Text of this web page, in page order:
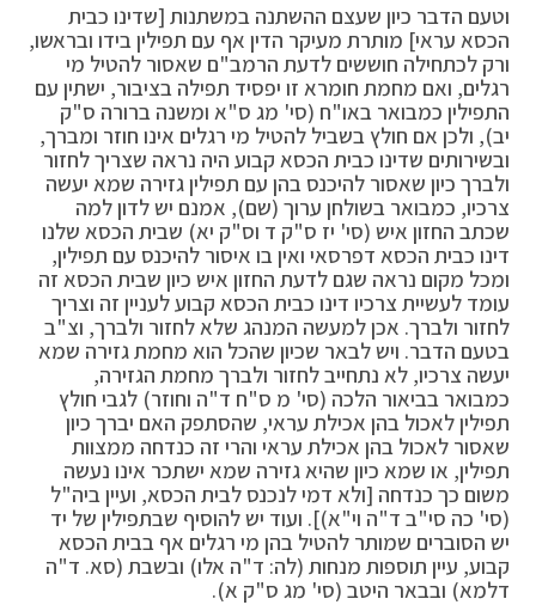
וטעם הדבר כיון שעצם ההשתנה במשתנות [שדינו כבית
הכסא עראי] מותרת מעיקר הדין אף עם תפילין בידו ובראשו,
ורק לכתחילה חוששים לדעת הרמב"ם שאסור להטיל מי
רגלים, ואם מחמת חומרא זו יפסיד תפילה בציבור, ישתין עם
התפילין כמבואר באו"ח (סי' מג ס"א ומשנה ברורה ס"ק
יב), ולכן אם חולץ בשביל להטיל מי רגלים אינו חוזר ומברך,
ובשירותים שדינו כבית הכסא קבוע היה נראה שצריך לחזור
ולברך כיון שאסור להיכנס בהן עם תפילין גזירה שמא יעשה
צרכיו, כמבואר בשולחן ערוך (שם), אמנם יש לדון למה
שכתב החזון איש (סי' יז ס"ק ד וס"ק יא) שבית הכסא שלנו
דינו כבית הכסא דפרסאי ואין בו איסור להיכנס עם תפילין,
ומכל מקום נראה שגם לדעת החזון איש כיון שבית הכסא זה
עומד לעשיית צרכיו דינו כבית הכסא קבוע לעניין זה וצריך
לחזור ולברך. אכן למעשה המנהג שלא לחזור ולברך, וצ"ב
בטעם הדבר. ויש לבאר שכיון שהכל הוא מחמת גזירה שמא
יעשה צרכיו, לא נתחייב לחזור ולברך מחמת הגזירה,
כמבואר בביאור הלכה (סי' מ ס"ח ד"ה וחוזר) לגבי חולץ
תפילין לאכול בהן אכילת עראי, שהסתפק האם יברך כיון
שאסור לאכול בהן אכילת עראי והרי זה כנדחה ממצוות
תפילין, או שמא כיון שהיא גזירה שמא ישתכר אינו נעשה
משום כך כנדחה [ולא דמי לנכנס לבית הכסא, ועיין ביה"ל
(סי' כה סי"ב ד"ה וי"א)]. ועוד יש להוסיף שבתפילין של יד
יש הסוברים שמותר להטיל בהן מי רגלים אף בבית הכסא
קבוע, עיין תוספות מנחות (לה: ד"ה אלו) ובשבת (סא. ד"ה
דלמא) ובבאר היטב (סי' מג ס"ק א).